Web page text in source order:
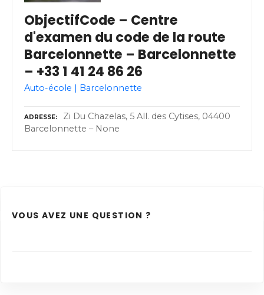
ObjectifCode – Centre
d'examen du code de la route
Barcelonnette – Barcelonnette
– +33 1 41 24 86 26
Auto-école | Barcelonnette
ADRESSE
Zi Du Chazelas, 5 All. des Cytises, 04400
Barcelonnette – None
VOUS AVEZ UNE QUESTION ?